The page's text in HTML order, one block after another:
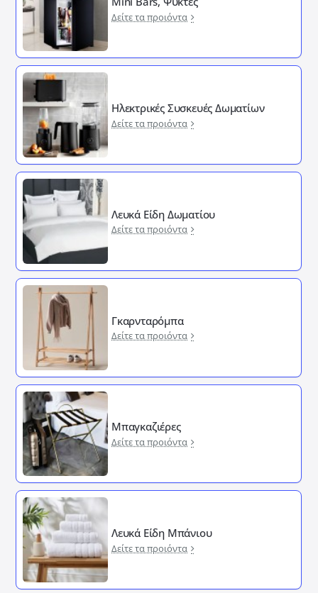
Δείτε τα προιόντα
Ηλεκτρικές Συσκευές Δωματίων
Δείτε τα προιόντα
Λευκά Είδη Δωματίου
Δείτε τα προιόντα
Γκαρνταρόμπα
Δείτε τα προιόντα
Μπαγκαζιέρες
Δείτε τα προιόντα
Λευκά Είδη Μπάνιου
Δείτε τα προιόντα